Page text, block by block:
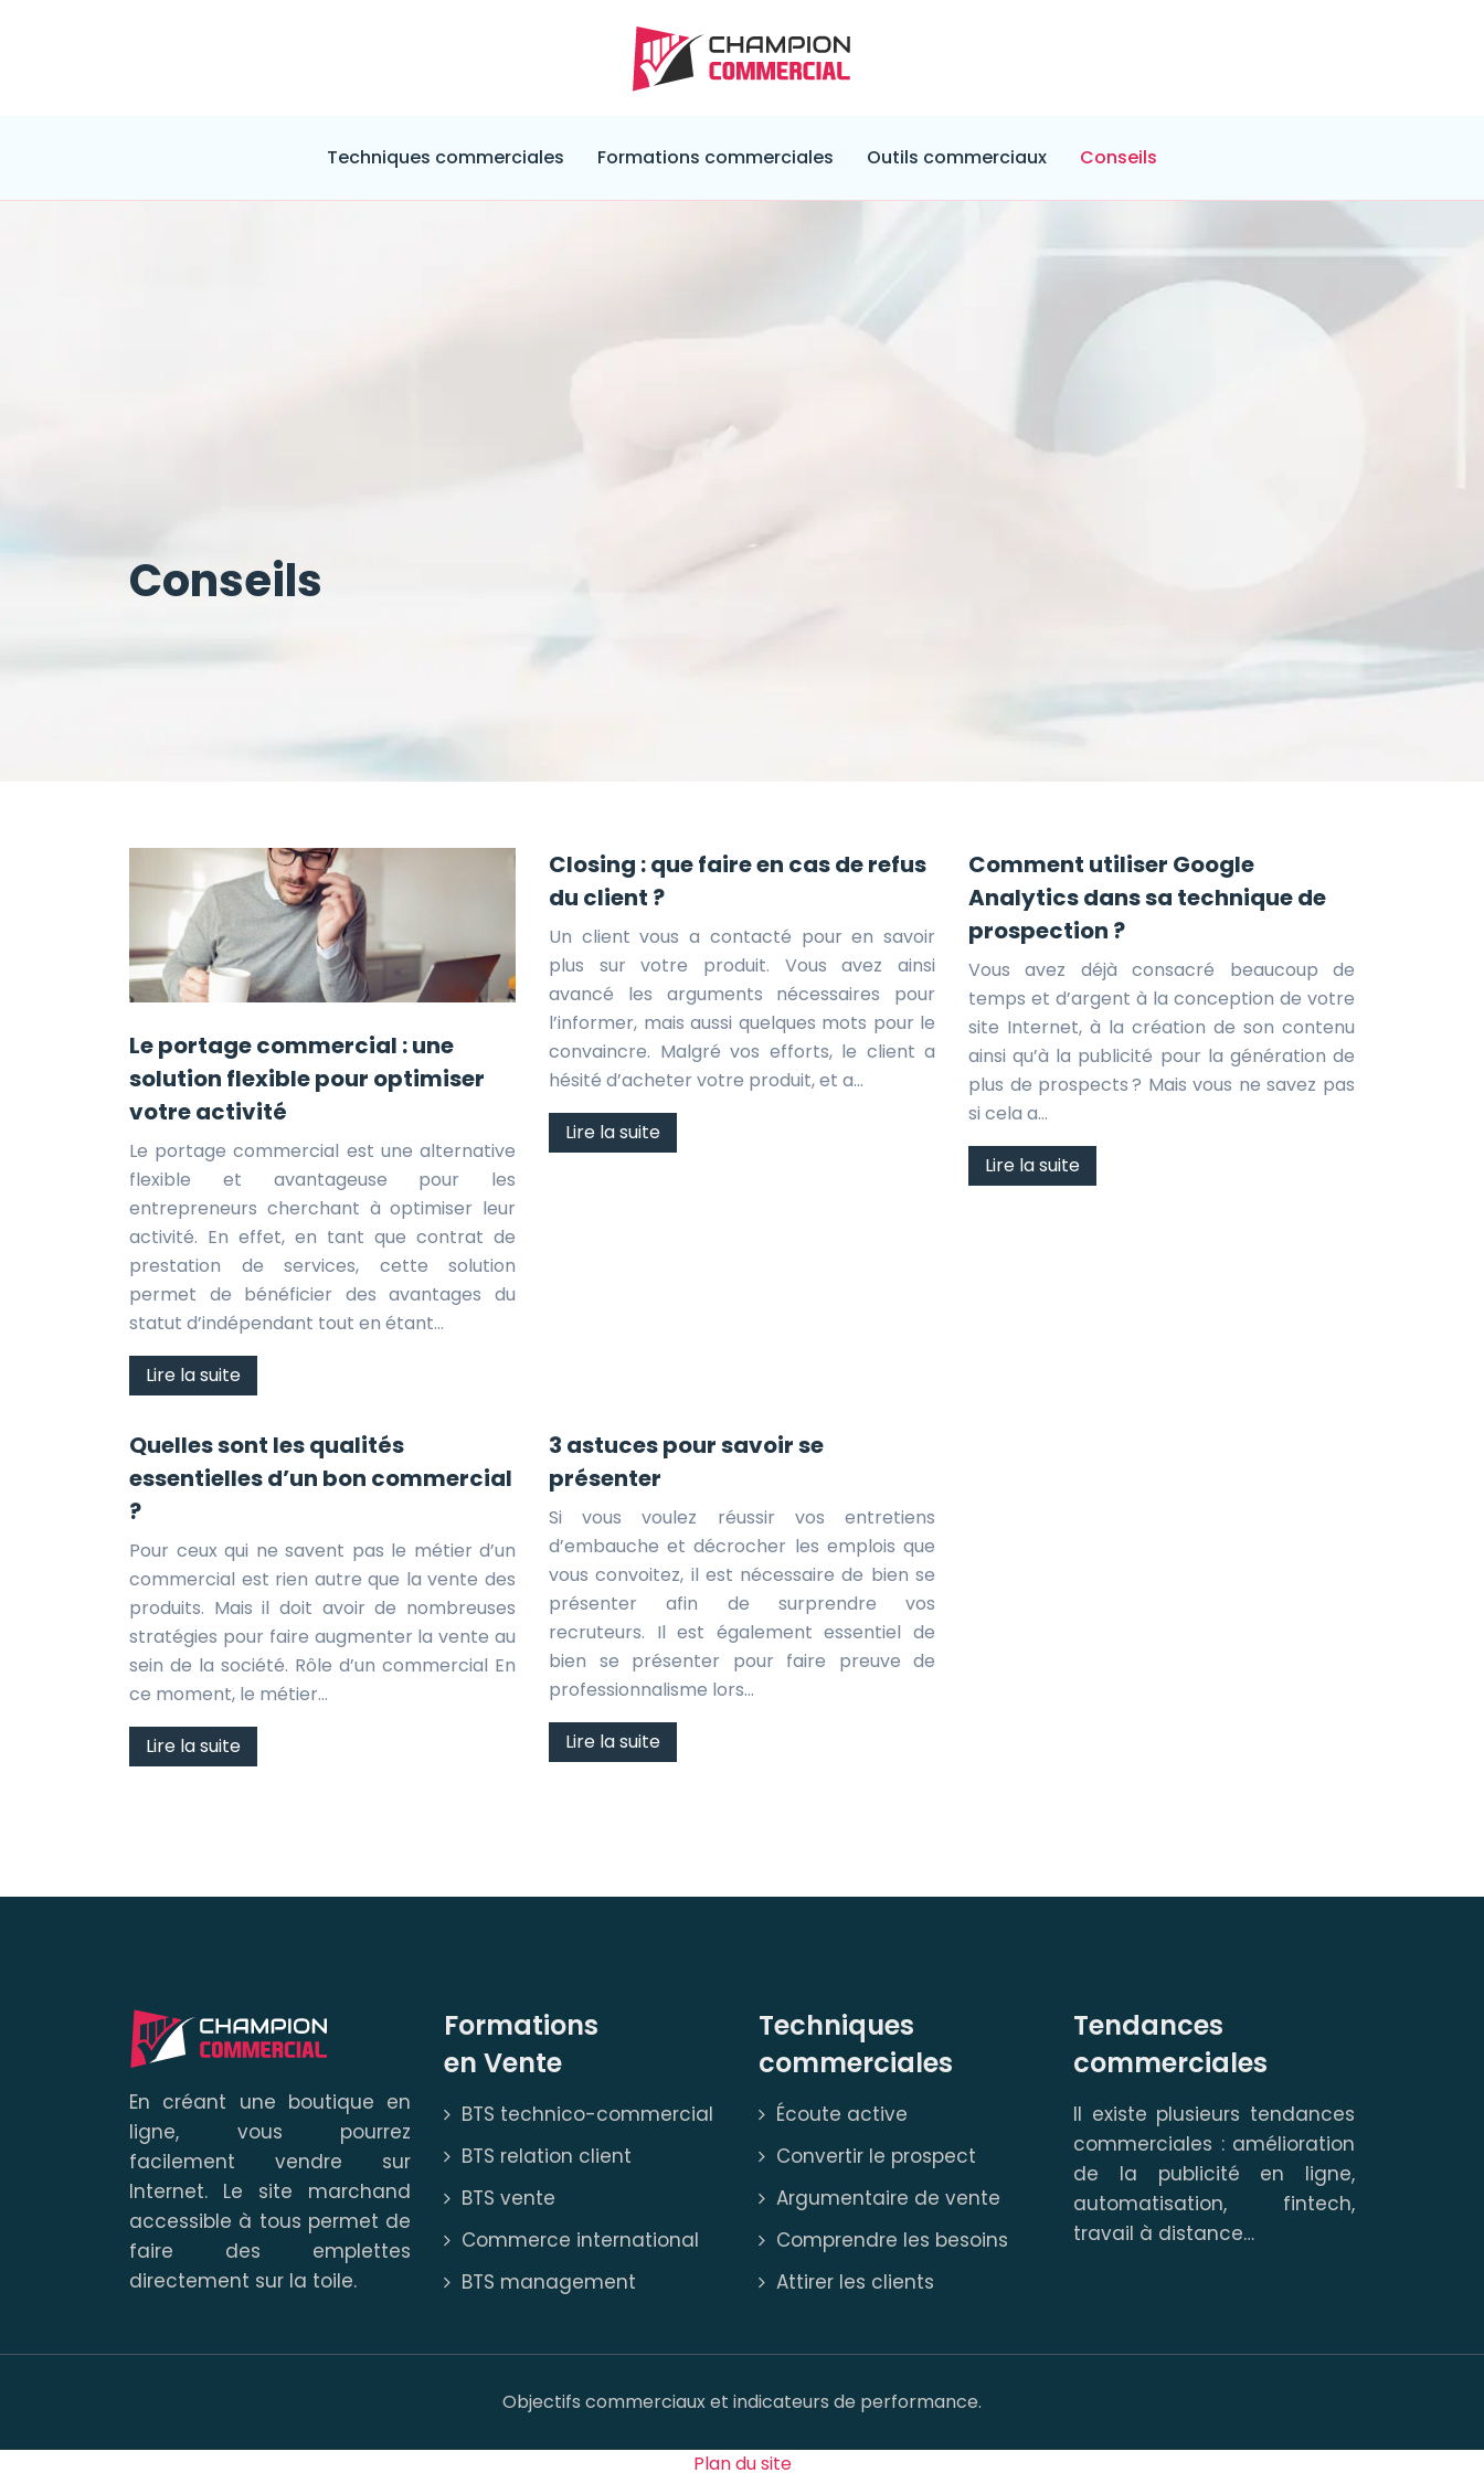
Techniques commerciales Formations commerciales Outils commerciaux Conseils
Conseils
Le portage commercial : une
solution flexible pour optimiser
votre activité
Le portage commercial est une alternative
flexible et avantageuse pour les
entrepreneurs cherchant à optimiser leur
activité. En effet, en tant que contrat de
prestation de services, cette solution
permet de bénéficier des avantages du
statut d’indépendant tout en étant…
Lire la suite
Closing : que faire en cas de refus
du client ?
Un client vous a contacté pour en savoir
plus sur votre produit. Vous avez ainsi
avancé les arguments nécessaires pour
l’informer, mais aussi quelques mots pour le
convaincre. Malgré vos efforts, le client a
hésité d’acheter votre produit, et a…
Lire la suite
Comment utiliser Google
Analytics dans sa technique de
prospection ?
Vous avez déjà consacré beaucoup de
temps et d’argent à la conception de votre
site Internet, à la création de son contenu
ainsi qu’à la publicité pour la génération de
plus de prospects ? Mais vous ne savez pas
si cela a…
Lire la suite
Quelles sont les qualités
essentielles d’un bon commercial
?
Pour ceux qui ne savent pas le métier d’un
commercial est rien autre que la vente des
produits. Mais il doit avoir de nombreuses
stratégies pour faire augmenter la vente au
sein de la société. Rôle d’un commercial En
ce moment, le métier…
Lire la suite
3 astuces pour savoir se
présenter
Si vous voulez réussir vos entretiens
d’embauche et décrocher les emplois que
vous convoitez, il est nécessaire de bien se
présenter afin de surprendre vos
recruteurs. Il est également essentiel de
bien se présenter pour faire preuve de
professionnalisme lors…
Lire la suite
En créant une boutique en
ligne, vous pourrez
facilement vendre sur
Internet. Le site marchand
accessible à tous permet de
faire des emplettes
directement sur la toile.
Formations
en Vente
BTS technico-commercial
BTS relation client
BTS vente
Commerce international
BTS management
Techniques
commerciales
Écoute active
Convertir le prospect
Argumentaire de vente
Comprendre les besoins
Attirer les clients
Tendances
commerciales
Il existe plusieurs tendances
commerciales : amélioration
de la publicité en ligne,
automatisation, fintech,
travail à distance…
Objectifs commerciaux et indicateurs de performance.
Plan du site